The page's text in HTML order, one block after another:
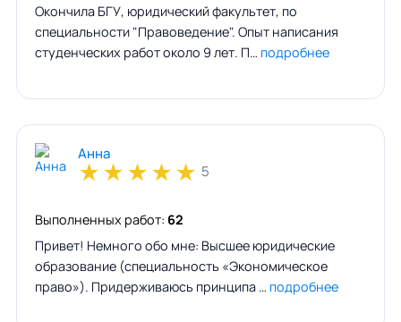
Окончила БГУ, юридический факультет, по
специальности "Правоведение". Опыт написания
студенческих работ около 9 лет. П… подробнее
Aнна
★★★★★ 5
Выполненных работ: 62
Привет! Немного обо мне: Высшее юридические
образование (специальность «Экономическое
право»). Придерживаюсь принципа … подробнее